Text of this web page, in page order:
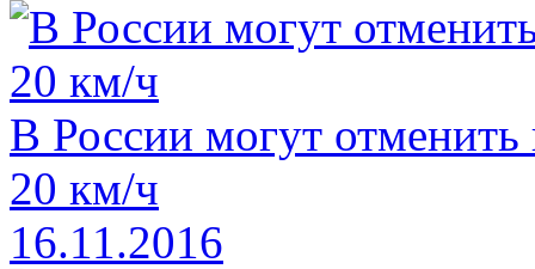
В России могут
20 км/ч
16.11.2016